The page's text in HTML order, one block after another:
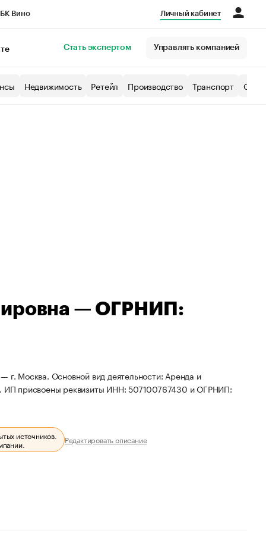
Вино Личный кабинет
Стать экспертом Управлять компанией
Недвижимость Ретейл Производство Транспорт
— ОГРНИП:
г. Москва. Основной вид деятельности: Аренда и
присвоены реквизиты ИНН: 507100767430 и ОГРНИП:
источников.
Редактировать описание